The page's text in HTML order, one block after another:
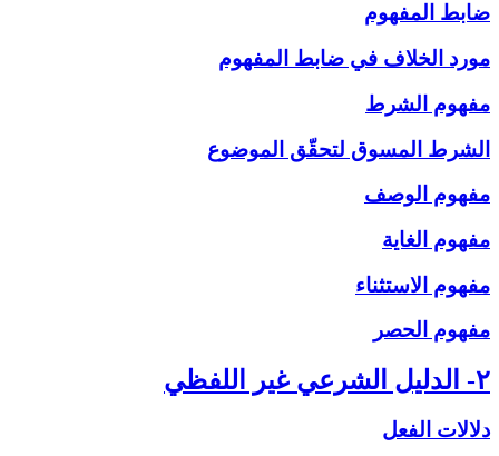
ضابط المفهوم
مورد الخلاف في ضابط المفهوم
مفهوم الشرط
الشرط المسوق لتحقّق الموضوع
مفهوم الوصف
مفهوم الغاية
مفهوم الاستثناء
مفهوم الحصر
۲- الدليل الشرعي غير اللفظي
دلالات الفعل